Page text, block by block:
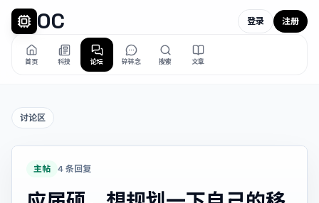
OC
首页 科技 论坛 碎碎念 搜索 文章
登录 注册
讨论区
主帖 4 条回复